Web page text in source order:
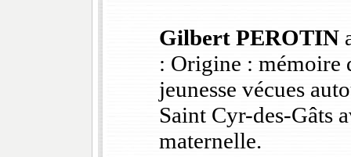
Gilbert PEROTIN
: Origine : mémoire
jeunesse vécues
Saint Cyr-des-Gâts
maternelle.